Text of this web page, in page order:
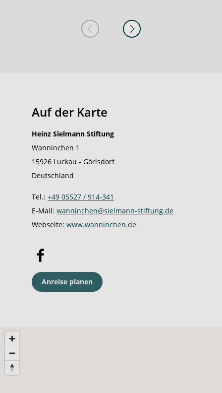
Auf der Karte
Heinz Sielmann Stiftung
Wanninchen 1
15926 Luckau - Görlsdorf
Deutschland
Tel.: +49 05527 / 914-341
E-Mail: wanninchen@sielmann-stiftung.de
Webseite: www.wanninchen.de
F
e
Anreise planen